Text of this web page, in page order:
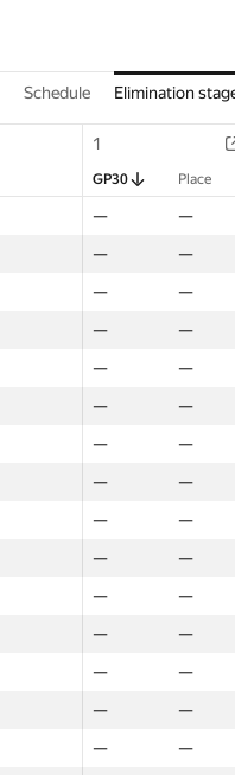
Schedule Elimination
1
GP30 Place
—
—
—
—
—
—
—
—
—
—
—
—
—
—
—
—
—
—
—
—
—
—
—
—
—
—
—
—
—
—
1
GP30 Place
—
—
—
—
—
—
—
—
—
—
—
—
—
—
—
—
—
—
—
—
—
—
—
—
—
—
—
—
—
—